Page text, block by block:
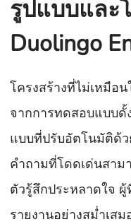
รูปแบบและ
Duolingo
โครงสร้างที่ไม่เหมือ
จากการทดสอบแบบดั้
แบบที่ปรับอัตโนมัติด้ว
คำถามที่โดดเด่นสาม
ตัวรู้สึกประหลาดใจ
รายงานอย่างสม่ำเส